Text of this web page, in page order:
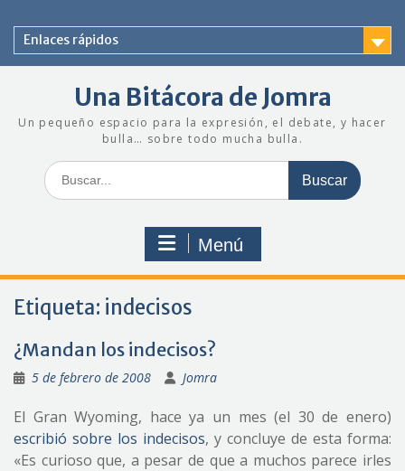
contenido
Enlaces rápidos
Una Bitácora de Jomra
Un pequeño espacio para la expresión, el debate, y hacer
bulla… sobre todo mucha bulla.
Buscar:
Menú
Etiqueta: indecisos
¿Mandan los indecisos?
5 de febrero de 2008 Jomra
El Gran Wyoming, hace ya un mes (el 30 de enero)
escribió sobre los indecisos, y concluye de esta forma:
«Es curioso que, a pesar de que a muchos parece irles